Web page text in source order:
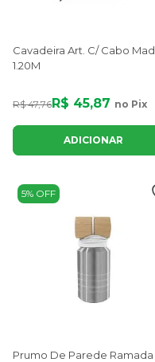
Cavadeira Art. C/ Cabo Mad
1.20M
R$ 47,76R$ 45,87 no Pix
ADICIONAR
5% OFF
Prumo De Parede Ramada